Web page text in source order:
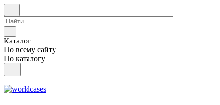
Каталог
По всему сайту
По каталогу